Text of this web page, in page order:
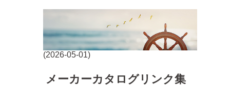
(2026-05-01)
メーカーカタログリンク集